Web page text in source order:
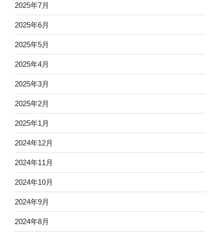
2025年7月
2025年6月
2025年5月
2025年4月
2025年3月
2025年2月
2025年1月
2024年12月
2024年11月
2024年10月
2024年9月
2024年8月